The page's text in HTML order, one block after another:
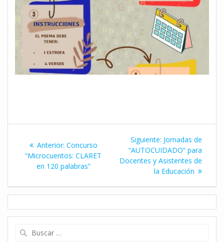
de
entradas
Anterior: Entrada
anterior:
Concurso
“Microcuentos: CLARET
en 120 palabras”
Siguiente: Siguiente
entrada:
Jornadas de
“AUTOCUIDADO” para
Docentes y Asistentes de
la Educación